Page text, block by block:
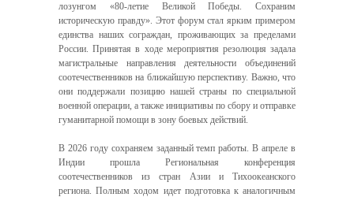
лозунгом «80-летие Великой Победы. Сохраним
историческую правду». Этот форум стал ярким примером
единства наших сограждан, проживающих за пределами
России. Принятая в ходе мероприятия резолюция задала
магистральные направления деятельности объединений
соотечественников на ближайшую перспективу. Важно, что
они поддержали позицию нашей страны по специальной
военной операции, а также инициативы по сбору и отправке
гуманитарной помощи в зону боевых действий.
В 2026 году сохраняем заданный темп работы. В апреле в
Индии прошла Региональная конференция
соотечественников из стран Азии и Тихоокеанского
региона. Полным ходом идет подготовка к аналогичным